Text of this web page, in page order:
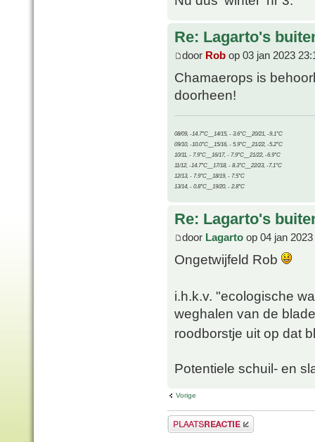
Re: Lagarto's
door Rob op 03 jan 2023
Chamaerops is
doorheen!
08/09, -14.7°C__14/15, - 3.6°C__20/21, -9.1°C
09/10, -10.0°C__15/16, - 5.9°C__21/22, -5.2°C
10/11, - 7.9°C__16/17, - 7.9°C__21/22, -6.9°C
11/12, -14.7°C__17/18, - 8.3°C__22/23, -7.1°C
12/13, - 7.9°C__18/19, - 7.5°C
13/14, - 0.8°C__19/20, - 2.8°C
Re: Lagarto's
door Lagarto op 04 jan
Ongetwijfeld Rob
i.h.k.v. "ecologische
weghalen van de
roodborstje uit op dat
Potentiele schuil- en
Vorige
Plaats een reactie